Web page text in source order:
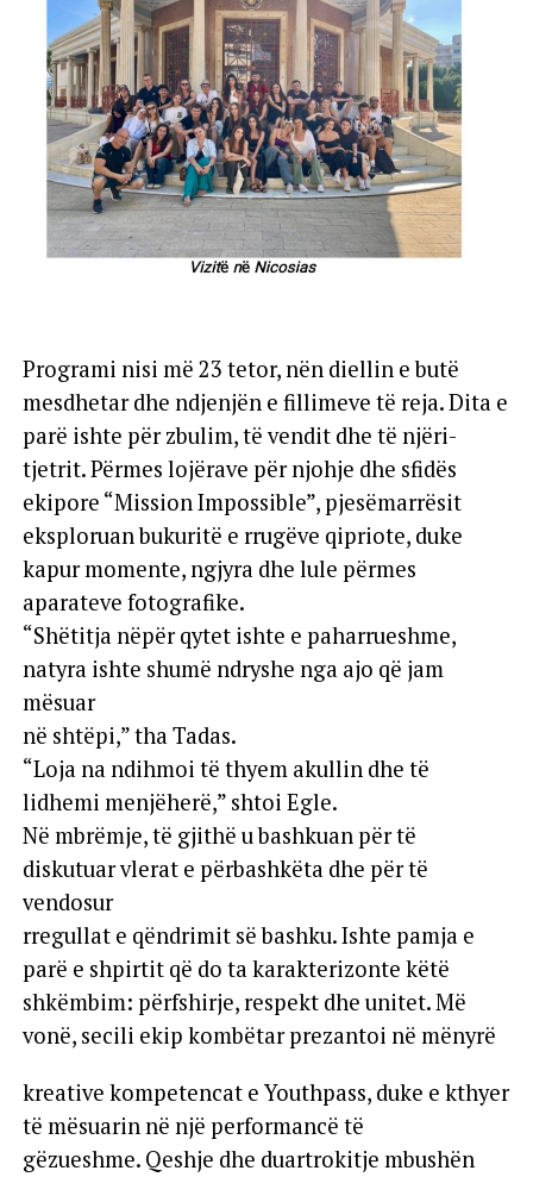
Programi nisi më 23 tetor, nën diellin e butë
mesdhetar dhe ndjenjën e fillimeve të reja. Dita e
parë ishte për zbulim, të vendit dhe të njëri-
tjetrit. Përmes lojërave për njohje dhe sfidës
ekipore “Mission Impossible”, pjesëmarrësit
eksploruan bukuritë e rrugëve qipriote, duke
kapur momente, ngjyra dhe lule përmes
aparateve fotografike.
“Shëtitja nëpër qytet ishte e paharrueshme,
natyra ishte shumë ndryshe nga ajo që jam
mësuar
në shtëpi,” tha Tadas.
“Loja na ndihmoi të thyem akullin dhe të
lidhemi menjëherë,” shtoi Egle.
Në mbrëmje, të gjithë u bashkuan për të
diskutuar vlerat e përbashkëta dhe për të
vendosur
rregullat e qëndrimit së bashku. Ishte pamja e
parë e shpirtit që do ta karakterizonte këtë
shkëmbim: përfshirje, respekt dhe unitet. Më
vonë, secili ekip kombëtar prezantoi në mënyrë
kreative kompetencat e Youthpass, duke e kthyer
të mësuarin në një performancë të
gëzueshme. Qeshje dhe duartrokitje mbushën